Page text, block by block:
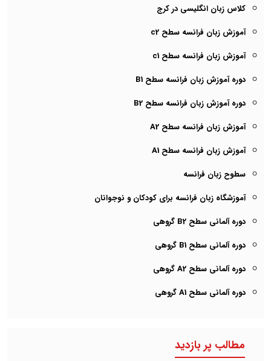
کلاس زبان انگلیسی در کرج
آموزش زبان فرانسه سطح c2
آموزش زبان فرانسه سطح c1
دوره آموزش زبان فرانسه سطح B1
دوره آموزش زبان فرانسه سطح B2
آموزش زبان فرانسه سطح A2
آموزش زبان فرانسه سطح A1
سطوح زبان فرانسه
آموزشگاه زبان فرانسه برای کودکان و نوجوانان
دوره آلمانی سطح B2 گروهی
دوره آلمانی سطح B1 گروهی
دوره آلمانی سطح A2 گروهی
دوره آلمانی سطح A1 گروهی
مطالب پر بازدید